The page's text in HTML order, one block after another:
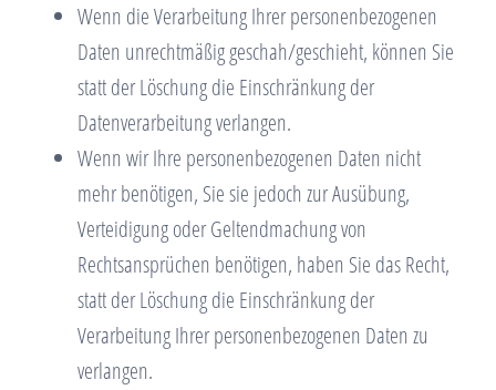
Wenn die Verarbeitung Ihrer personenbezogenen
Daten unrechtmäßig geschah/geschieht, können Sie
statt der Löschung die Einschränkung der
Datenverarbeitung verlangen.
Wenn wir Ihre personenbezogenen Daten nicht
mehr benötigen, Sie sie jedoch zur Ausübung,
Verteidigung oder Geltendmachung von
Rechtsansprüchen benötigen, haben Sie das Recht,
statt der Löschung die Einschränkung der
Verarbeitung Ihrer personenbezogenen Daten zu
verlangen.